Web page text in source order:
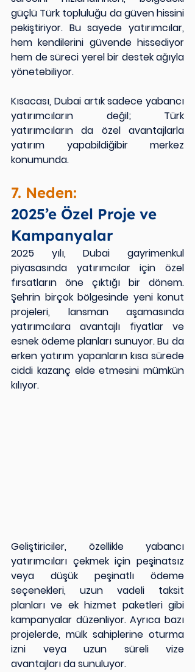
güçlü Türk topluluğu da güven hissini
pekiştiriyor. Bu sayede yatırımcılar,
hem kendilerini güvende hissediyor
hem de süreci yerel bir destek ağıyla
yönetebiliyor.
Kısacası, Dubai artık sadece yabancı
yatırımcıların değil; Türk
yatırımcıların da özel avantajlarla
yatırım yapabildiğibir merkez
konumunda.
7. Neden:
2025’e Özel Proje ve
Kampanyalar
2025 yılı, Dubai gayrimenkul
piyasasında yatırımcılar için özel
fırsatların öne çıktığı bir dönem.
Şehrin birçok bölgesinde yeni konut
projeleri, lansman aşamasında
yatırımcılara avantajlı fiyatlar ve
esnek ödeme planları sunuyor. Bu da
erken yatırım yapanların kısa sürede
ciddi kazanç elde etmesini mümkün
kılıyor.
Geliştiriciler, özellikle yabancı
yatırımcıları çekmek için peşinatsız
veya düşük peşinatlı ödeme
seçenekleri, uzun vadeli taksit
planları ve ek hizmet paketleri gibi
kampanyalar düzenliyor. Ayrıca bazı
projelerde, mülk sahiplerine oturma
izni veya uzun süreli vize
avantajları da sunuluyor.